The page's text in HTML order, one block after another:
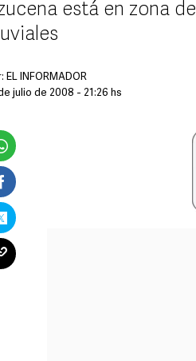
está en zona
EL INFORMADOR
julio de 2008 - 21:26 hs